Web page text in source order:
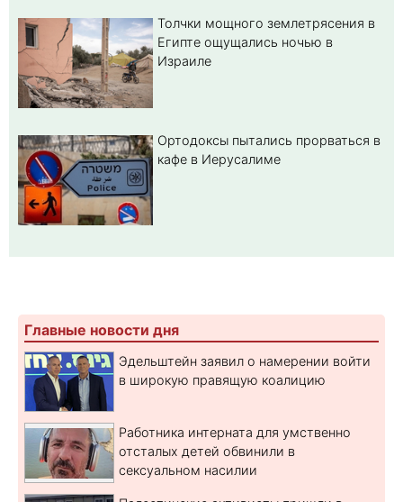
Толчки мощного землетрясения в
Египте ощущались ночью в
Израиле
Ортодоксы пытались прорваться в
кафе в Иерусалиме
Главные новости дня
Эдельштейн заявил о намерении войти
в широкую правящую коалицию
Работника интерната для умственно
отсталых детей обвинили в
сексуальном насилии